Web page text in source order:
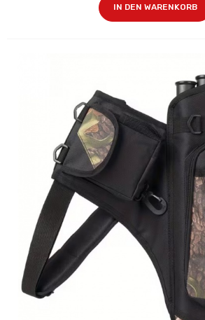
IN DEN WARENKORB